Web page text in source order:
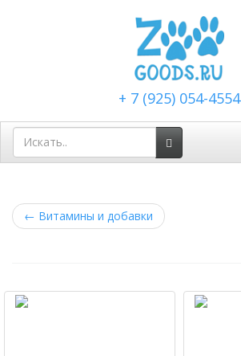
+ 7 (925) 054-4554
← Витамины и добавки